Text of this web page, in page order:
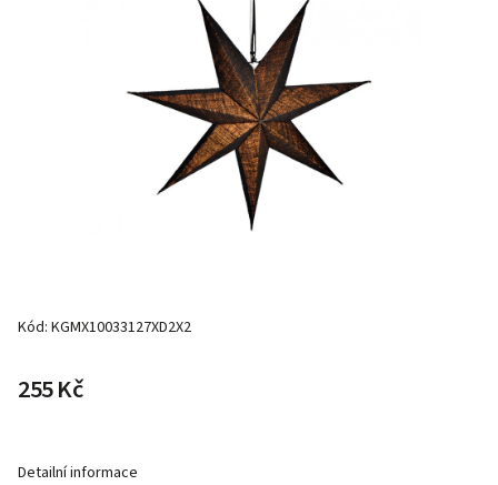
Kód: KGMX10033127XD2X2
255 Kč
Detailní informace